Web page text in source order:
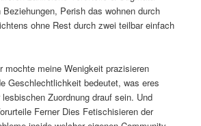
Perish das wohnen durch
ohne Rest durch zwei teilbar einfach
mochte meine Wenigkeit prazisieren
Geschlechtlichkeit bedeutet, was eres
Zuordnung drauf sein. Und
Ferner Dies Fetischisieren der